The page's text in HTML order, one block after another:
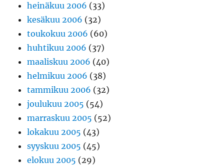
heinäkuu 2006 (33)
kesäkuu 2006 (32)
toukokuu 2006 (60)
huhtikuu 2006 (37)
maaliskuu 2006 (40)
helmikuu 2006 (38)
tammikuu 2006 (32)
joulukuu 2005 (54)
marraskuu 2005 (52)
lokakuu 2005 (43)
syyskuu 2005 (45)
elokuu 2005 (29)